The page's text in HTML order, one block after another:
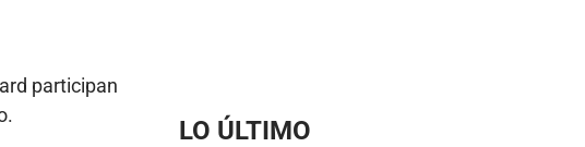
participan
LO ÚLTIMO